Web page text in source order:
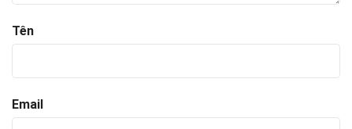
Tên
Email